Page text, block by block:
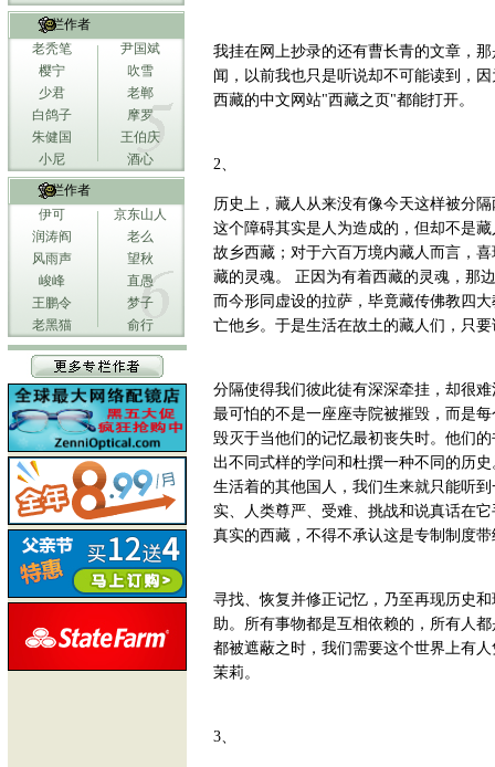
专栏作者
老秃笔
尹国斌
樱宁
吹雪
少君
老郸
白鸽子
摩罗
朱健国
王伯庆
小尼
酒心
专栏作者
伊可
京东山人
润涛阎
老么
风雨声
望秋
峻峰
直愚
王鹏令
梦子
老黑猫
俞行
我挂在网上抄录的还有曹长青的文章，
闻，以前我也只是听说却不可能读到，
西藏的中文网站"西藏之页"都能打开。
2、
历史上，藏人从来没有像今天这样被分
这个障碍其实是人为造成的，但却不是
故乡西藏；对于六百万境内藏人而言，
藏的灵魂。 正因为有着西藏的灵魂，那
而今形同虚设的拉萨，毕竟藏传佛教四
亡他乡。于是生活在故土的藏人们，只
分隔使得我们彼此徒有深深牵挂，却很
最可怕的不是一座座寺院被摧毁，而是
毁灭于当他们的记忆最初丧失时。他们
出不同式样的学问和杜撰一种不同的历
生活着的其他国人，我们生来就只能听
实、人类尊严、受难、挑战和说真话在
真实的西藏，不得不承认这是专制制度
寻找、恢复并修正记忆，乃至再现历史
助。所有事物都是互相依赖的，所有人
都被遮蔽之时，我们需要这个世界上有
茉莉。
3、